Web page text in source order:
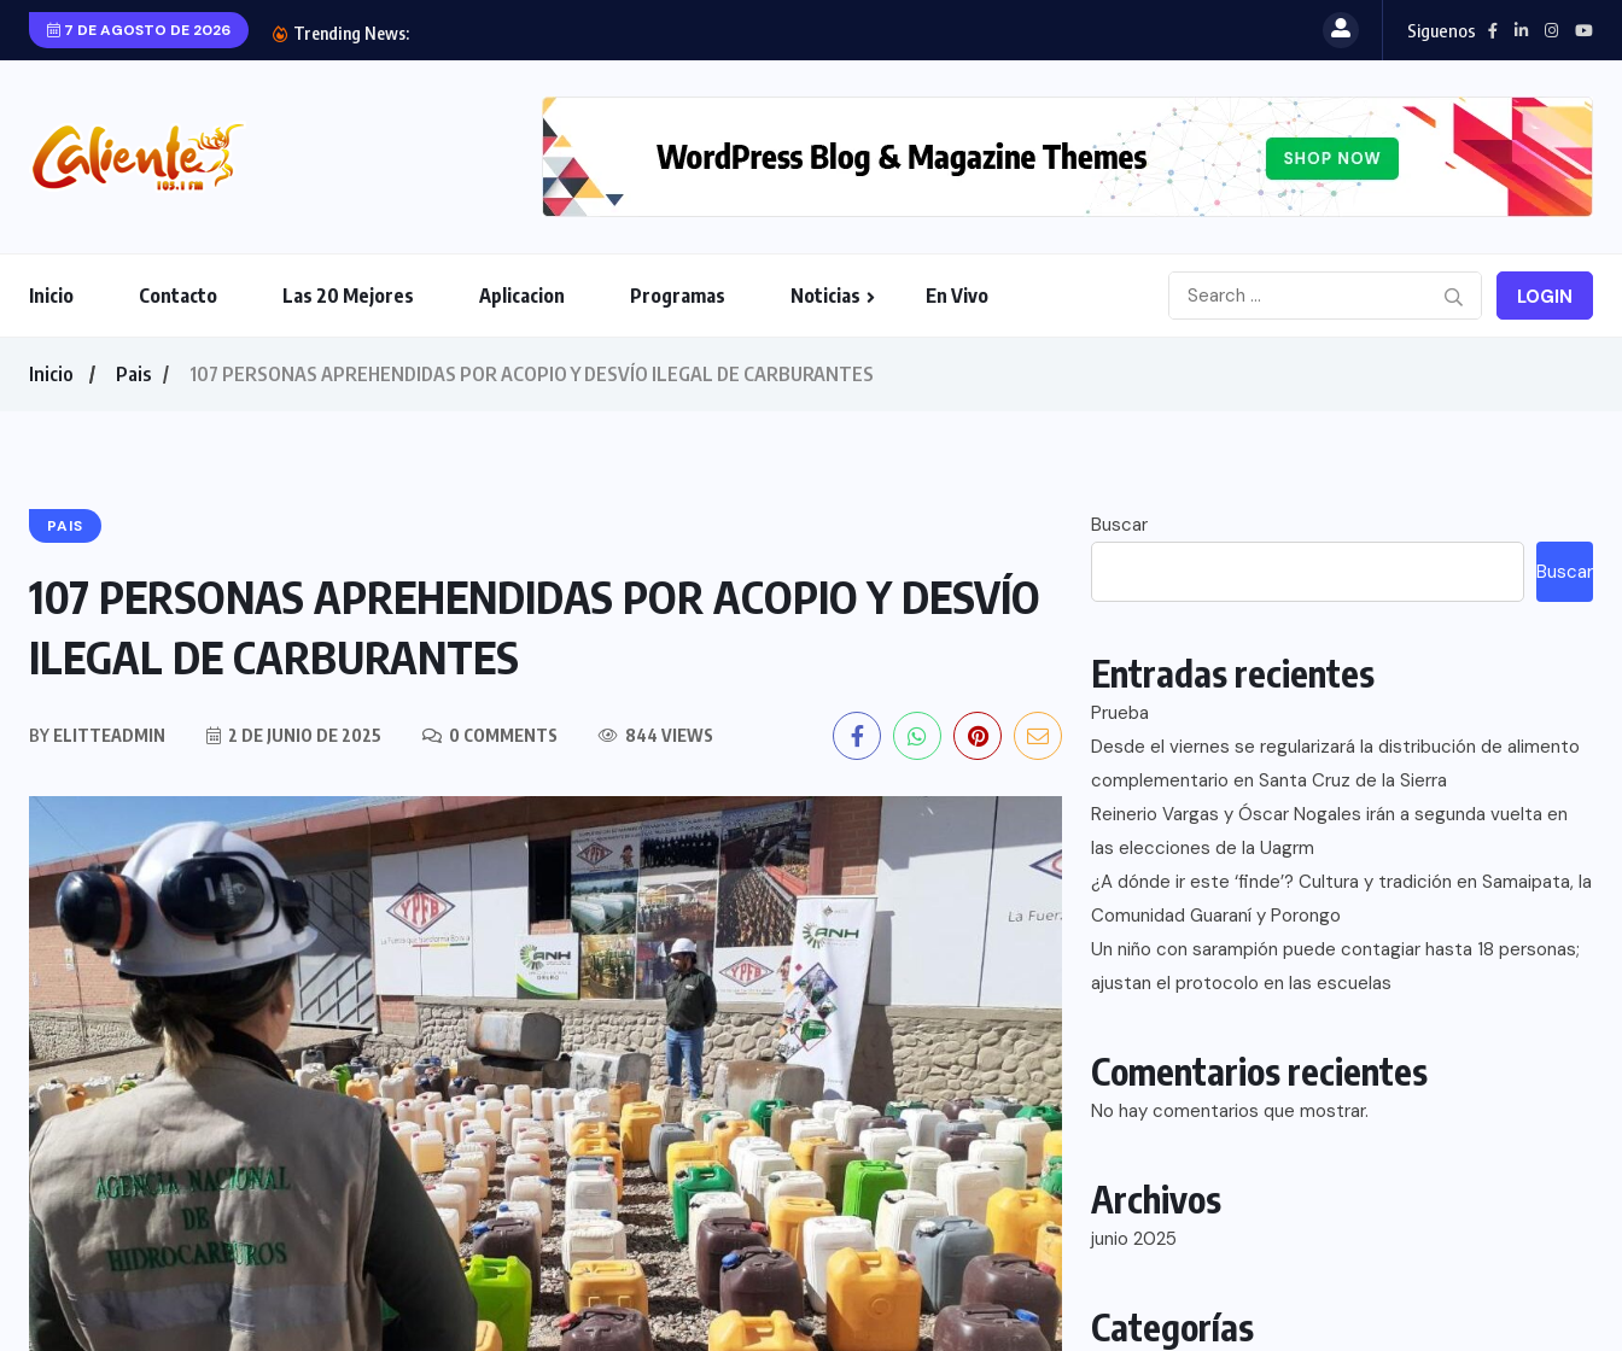
7 DE AGOSTO DE 2026 Trending News: Siguenos
Inicio Contacto Las 20 Mejores Aplicacion Programas Noticias En Vivo LOGIN
Inicio Pais 107 PERSONAS APREHENDIDAS POR ACOPIO Y DESVÍO ILEGAL DE CARBURANTES
PAIS
107 PERSONAS APREHENDIDAS POR ACOPIO Y DESVÍO
ILEGAL DE CARBURANTES
BY ELITTEADMIN 2 DE JUNIO DE 2025 0 COMMENTS 844 VIEWS
Buscar
Buscar
Entradas recientes
Prueba
Desde el viernes se regularizará la distribución de alimento
complementario en Santa Cruz de la Sierra
Reinerio Vargas y Óscar Nogales irán a segunda vuelta en
las elecciones de la Uagrm
¿A dónde ir este ‘finde’? Cultura y tradición en Samaipata, la
Comunidad Guaraní y Porongo
Un niño con sarampión puede contagiar hasta 18 personas;
ajustan el protocolo en las escuelas
Comentarios recientes
No hay comentarios que mostrar.
Archivos
junio 2025
Categorías